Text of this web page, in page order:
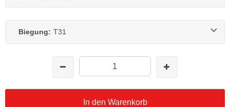
Biegung: T31
In den Warenkorb